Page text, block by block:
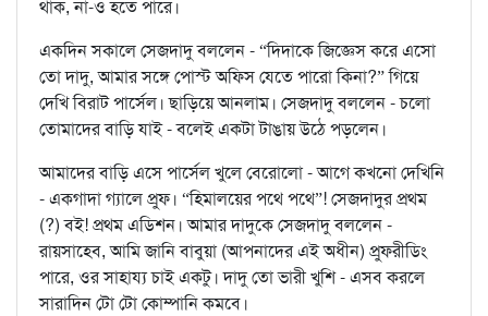
থাক, না-ও হতে পারে।
একদিন সকালে সেজদাদু বললেন - “দিদাকে জিজ্ঞেস করে এসো
তো দাদু, আমার সঙ্গে পোস্ট অফিস যেতে পারো কিনা?” গিয়ে
দেখি বিরাট পার্সেল। ছাড়িয়ে আনলাম। সেজদাদু বললেন - চলো
তোমাদের বাড়ি যাই - বলেই একটা টাঙায় উঠে পড়লেন।
আমাদের বাড়ি এসে পার্সেল খুলে বেরোলো - আগে কখনো দেখিনি
- একগাদা গ্যালে প্রুফ। “হিমালয়ের পথে পথে”! সেজদাদুর প্রথম
(?) বই! প্রথম এডিশন। আমার দাদুকে সেজদাদু বললেন -
রায়সাহেব, আমি জানি বাবুয়া (আপনাদের এই অধীন) প্রুফরীডিং
পারে, ওর সাহায্য চাই একটু। দাদু তো ভারী খুশি - এসব করলে
সারাদিন টো টো কোম্পানি কমবে।